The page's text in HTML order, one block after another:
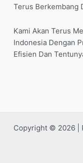
Terus Berkembang
Kami Akan Terus
Indonesia Dengan
Efisien Dan
Copyright © 2026 |